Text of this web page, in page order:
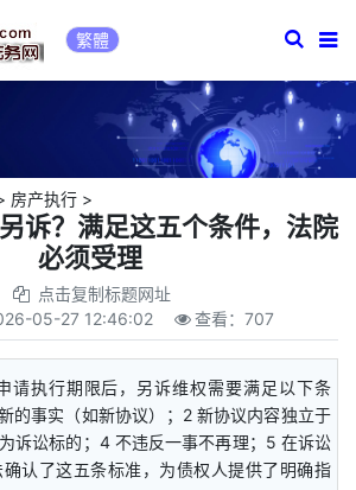
繁體
房产执行>
诉？满足这五个条件，法院
必须受理
点击复制标题网址
05-27 12:46:02 查看：707
请执行期限后，另诉维权需要满足以下条
的事实（如新协议）；2 新协议内容独立于
诉讼标的；4 不违反一事不再理；5 在诉讼
认了这五条标准，为债权人提供了明确指